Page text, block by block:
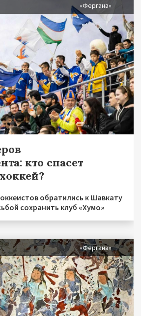
«Фергана»
кто спасет
обратились к Шавкату
сохранить клуб «Хумо»
«Фергана»